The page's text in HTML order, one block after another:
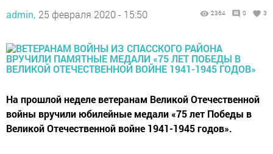
admin, 25 февраля 2020 - 15:50 2364 0 3
На прошлой неделе ветеранам Великой Отечественной
войны вручили юбилейные медали «75 лет Победы в
Великой Отечественной войне 1941-1945 годов».